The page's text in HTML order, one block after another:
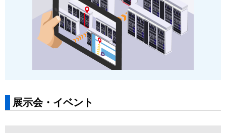
展示会・イベント